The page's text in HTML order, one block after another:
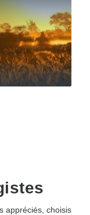
appréciés, choisis